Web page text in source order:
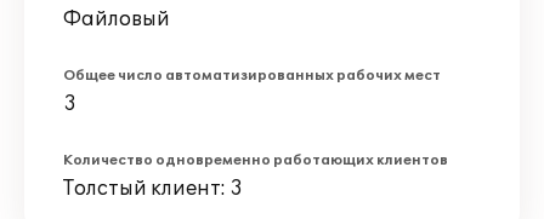
Файловый
Общее число автоматизированных рабочих мест
3
Количество одновременно работающих клиентов
Толстый клиент: 3